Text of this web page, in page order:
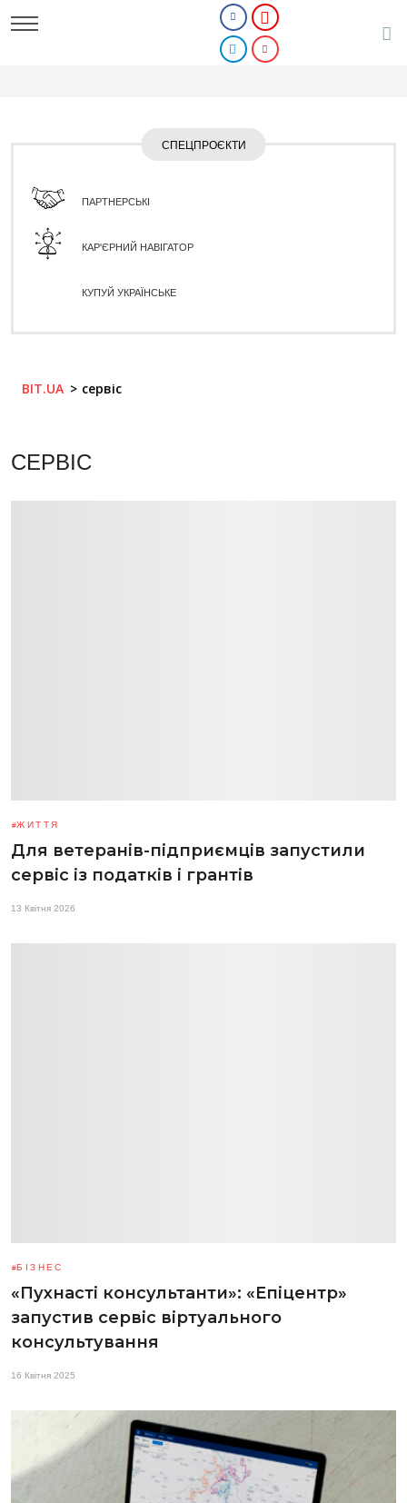
СПЕЦПРОЄКТИ
ПАРТНЕРСЬКІ
КАР'ЄРНИЙ НАВІГАТОР
КУПУЙ УКРАЇНСЬКЕ
BIT.UA сервіс
СЕРВІС
ЖИТТЯ
Для ветеранів-підприємців запустили
сервіс із податків і грантів
13 Квітня 2026
БІЗНЕС
«Пухнасті консультанти»: «Епіцентр»
запустив сервіс віртуального
консультування
16 Квітня 2025